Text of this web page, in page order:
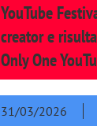
YouTube
creator e
Only One
31/03/2026